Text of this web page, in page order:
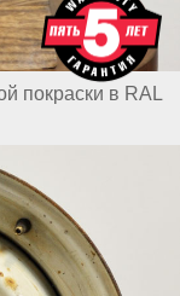
покраски в RAL